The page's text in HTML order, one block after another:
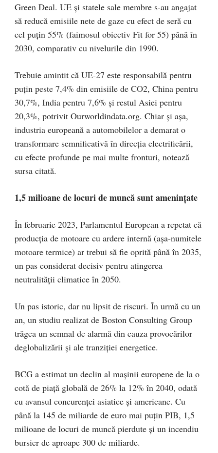
Green Deal. UE și statele sale membre s-au angajat
să reducă emisiile nete de gaze cu efect de seră cu
cel puțin 55% (faimosul obiectiv Fit for 55) până în
2030, comparativ cu nivelurile din 1990.
Trebuie amintit că UE-27 este responsabilă pentru
puțin peste 7,4% din emisiile de CO2, China pentru
30,7%, India pentru 7,6% și restul Asiei pentru
20,3%, potrivit Ourworldindata.org. Chiar și așa,
industria europeană a automobilelor a demarat o
transformare semnificativă în direcția electrificării,
cu efecte profunde pe mai multe fronturi, notează
sursa citată.
1,5 milioane de locuri de muncă sunt amenințate
În februarie 2023, Parlamentul European a repetat că
producția de motoare cu ardere internă (așa-numitele
motoare termice) ar trebui să fie oprită până în 2035,
un pas considerat decisiv pentru atingerea
neutralității climatice în 2050.
Un pas istoric, dar nu lipsit de riscuri. În urmă cu un
an, un studiu realizat de Boston Consulting Group
trăgea un semnal de alarmă din cauza provocărilor
deglobalizării și ale tranziției energetice.
BCG a estimat un declin al mașinii europene de la o
cotă de piață globală de 26% la 12% în 2040, odată
cu avansul concurenței asiatice și americane. Cu
până la 145 de miliarde de euro mai puțin PIB, 1,5
milioane de locuri de muncă pierdute și un incendiu
bursier de aproape 300 de miliarde.